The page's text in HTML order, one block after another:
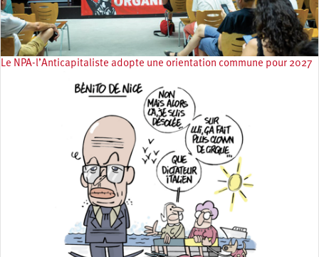
Le NPA-l’Anticapitaliste adopte une orientation commune pour 2027